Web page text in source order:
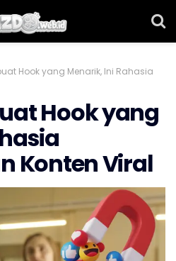
Hook yang Menarik, Ini Rahasia
Hook yang
Konten Viral